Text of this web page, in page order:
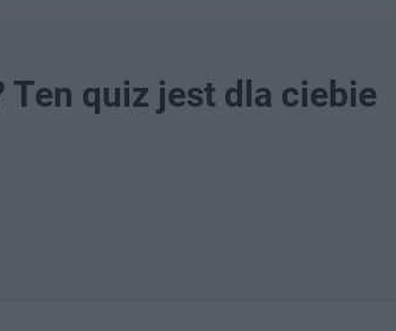
Ten quiz jest dla ciebie